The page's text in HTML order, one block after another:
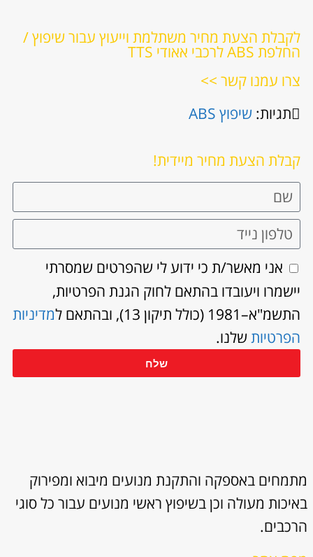
לקבלת הצעת מחיר משתלמת וייעוץ עבור שיפוץ /
החלפת ABS לרכבי אאודי TTS
צרו עמנו קשר >>
תגיות: שיפוץ ABS
קבלת הצעת מחיר מיידית!
אני מאשר/ת כי ידוע לי שהפרטים שמסרתי
יישמרו ויעובדו בהתאם לחוק הגנת הפרטיות,
התשמ"א–1981 (כולל תיקון 13), ובהתאם ל
מדיניות
הפרטיותשלנו.
שלח
מתמחים באספקה והתקנת מנועים מיבוא ומפירוק
באיכות מעולה וכן בשיפוץ ראשי מנועים עבור כל סוגי
הרכבים.